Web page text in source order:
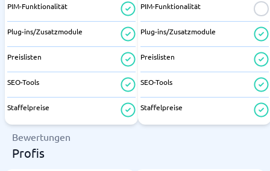
PIM-Funktionalität
Plug-ins/Zusatzmodule
Preislisten
SEO-Tools
Staffelpreise
PIM-Funktionalität
Plug-ins/Zusatzmodule
Preislisten
SEO-Tools
Staffelpreise
Bewertungen
Profis